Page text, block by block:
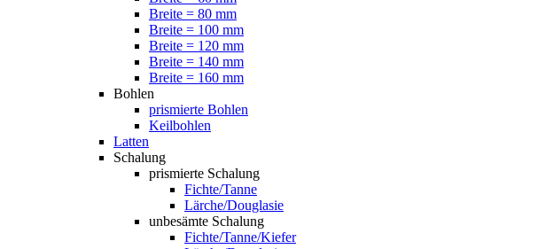
Breite = 80 mm
Breite = 100 mm
Breite = 120 mm
Breite = 140 mm
Breite = 160 mm
Bohlen
prismierte Bohlen
Keilbohlen
Latten
Schalung
prismierte Schalung
Fichte/Tanne
Lärche/Douglasie
unbesämte Schalung
Fichte/Tanne/Kiefer